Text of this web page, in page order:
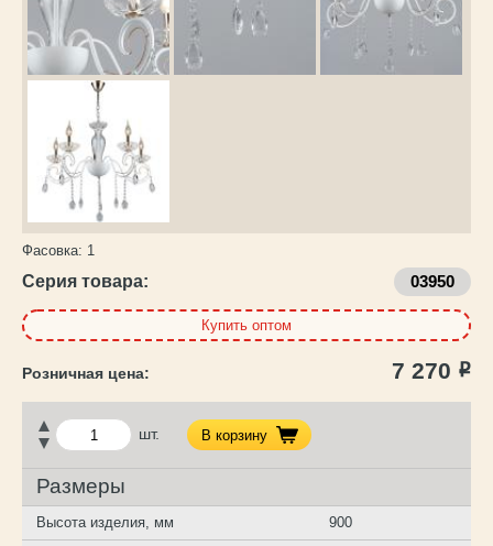
Фасовка: 1
Серия товара: 03950
Купить оптом
7 270 Р
шт. В корзину
Размеры
Высота изделия, мм 900